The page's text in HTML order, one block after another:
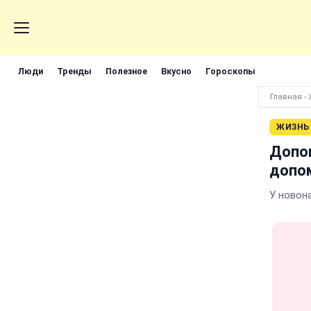
Люди Тренды Полезное Вкусно Гороскопы
Главная ›
ЖИЗНЬ
У